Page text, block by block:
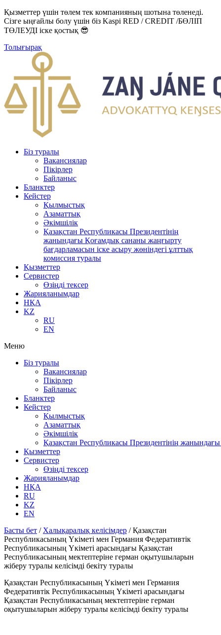
Қызметтер үшін төлем тек компанияның шотына төленеді.
Сізге ыңғайлы болу үшін біз Kaspi RED / CREDIT /БӨЛІП
ТӨЛЕУДІ іске қостық 😎
Толығырақ
Біз туралы
Вакансиялар
Пікірлер
Байланыс
Бланктер
Кейстер
Қылмыстық
Азаматтық
Әкімшілік
Қазақстан Республикасы Президентінің
жанындағы Қоғамдық сананы жаңғырту
бағдарламасын іске асыру жөніндегі ұлттық
комиссия туралы
Қызметтер
Сервистер
Өзіңді тексер
Жарияланымдар
НҚА
KZ
RU
EN
Меню
Біз туралы
Вакансиялар
Пікірлер
Байланыс
Бланктер
Кейстер
Қылмыстық
Азаматтық
Әкімшілік
Қазақстан Республикасы Президентінің
Қызметтер
Сервистер
Өзіңді тексер
Жарияланымдар
НҚА
RU
KZ
EN
Басты бет / Халықаралық келісімдер /Қазақстан
Республикасының Үкіметі мен Германия Федеративтік
Республикасының Үкіметі арасындағы Қазақстан
Республикасының мектептеріне герман оқытушыларын
жіберу туралы келісімді бекіту туралы
Қазақстан Республикасының Үкіметі мен Германия
Федеративтік Республикасының Үкіметі арасындағы
Қазақстан Республикасының мектептеріне герман
оқытушыларын жіберу туралы келісімді бекіту туралы